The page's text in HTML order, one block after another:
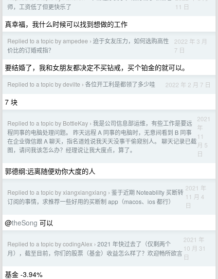
师，工资低了但更快乐了
11 日
真幸福，我什么时候可以找到想做的工作
Replied to a topic by ampedee › 迫于女友压力，如何选购高性
价比的订婚戒指？
2022 年 3 月
7 日
要结婚了，我和女朋友都决定不买钻戒，买个铂金的就可以。
Replied to a topic by devilte › 各位开工利是都领了多少哇 2022 年 2 月 7 日
7 块
Replied to a topic by BottleKay › 我是公司信息部运维，有些工作是要远
程同事的电脑处理问题。 昨天远程 A 同事的电脑时，无意间看到 B 同事
在企业微信跟 A 聊天，指名道姓说我天天没事干偷窥别人。 聊天记录已截
图，请问我该怎么办？经理说让我大度点，算了。
2021
年
11
月 5
日
郭德纲:远离随便劝你大度的人
Replied to a topic by xiangxiangxiang › 鉴于近期 Noteablilty 买断转
订阅的事情，求推荐一些好用的买断制 app（macos、ios 都行）
2021 年
11 月 4
日
@theSong 可以
Replied to a topic by codingAlex › 2021 年快过去了（仅剩两个
月），截至目前，你们的股票（基金）收益怎么样了？欢迎畅所欲言
2021 年
10 月 31
日
基金 -3.94%